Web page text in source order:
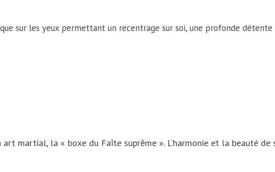
sur les yeux permettant un recentrage sur soi, une profonde détente
art martial, la « boxe du Faîte suprême ». L’harmonie et la beauté